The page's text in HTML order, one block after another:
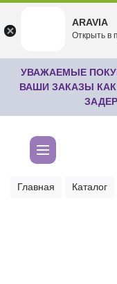
undefined
УВАЖАЕМЫЕ
ВАШИ ЗАКАЗЫ
Главная Каталог
ARAVIA
Открыть в